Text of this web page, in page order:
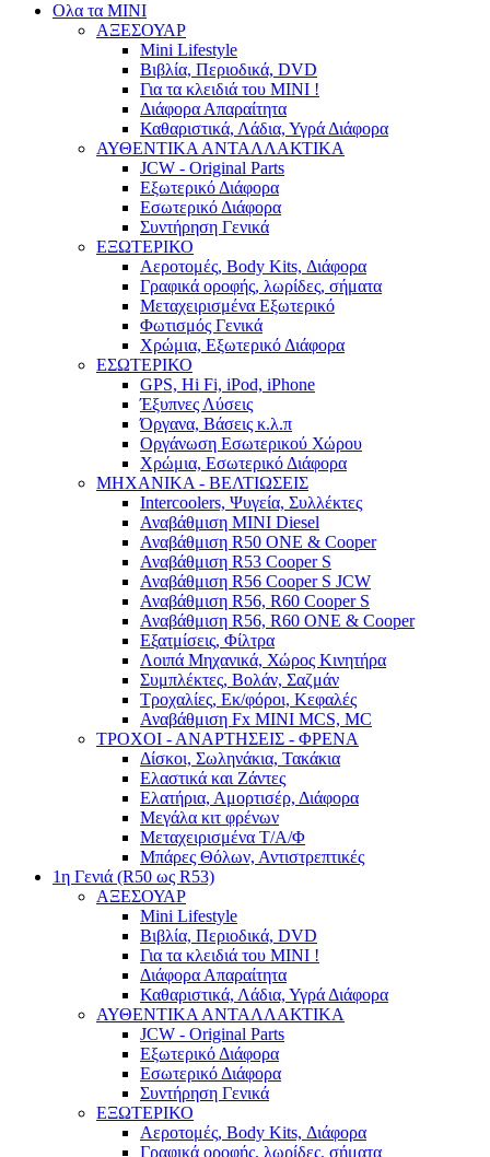
Ολα τα ΜΙΝΙ
ΑΞΕΣΟΥΑΡ
Mini Lifestyle
Βιβλία, Περιοδικά, DVD
Για τα κλειδιά του MINI !
Διάφορα Απαραίτητα
Καθαριστικά, Λάδια, Υγρά Διάφορα
ΑΥΘΕΝΤΙΚΑ ΑΝΤΑΛΛΑΚΤΙΚΑ
JCW - Original Parts
Εξωτερικό Διάφορα
Εσωτερικό Διάφορα
Συντήρηση Γενικά
ΕΞΩΤΕΡΙΚΟ
Αεροτομές, Body Kits, Διάφορα
Γραφικά οροφής, λωρίδες, σήματα
Μεταχειρισμένα Εξωτερικό
Φωτισμός Γενικά
Χρώμια, Εξωτερικό Διάφορα
ΕΣΩΤΕΡΙΚΟ
GPS, Hi Fi, iPod, iPhone
Έξυπνες Λύσεις
Όργανα, Βάσεις κ.λ.π
Οργάνωση Εσωτερικού Χώρου
Χρώμια, Εσωτερικό Διάφορα
ΜΗΧΑΝΙΚΑ - ΒΕΛΤΙΩΣΕΙΣ
Intercoolers, Ψυγεία, Συλλέκτες
Αναβάθμιση MINI Diesel
Αναβάθμιση R50 ONE & Cooper
Αναβάθμιση R53 Cooper S
Αναβάθμιση R56 Cooper S JCW
Αναβάθμιση R56, R60 Cooper S
Αναβάθμιση R56, R60 ONE & Cooper
Εξατμίσεις, Φίλτρα
Λοιπά Μηχανικά, Χώρος Κινητήρα
Συμπλέκτες, Βολάν, Σαζμάν
Τροχαλίες, Εκ/φόροι, Κεφαλές
Αναβάθμιση Fx MINI MCS, MC
ΤΡΟΧΟΙ - ΑΝΑΡΤΗΣΕΙΣ - ΦΡΕΝΑ
Δίσκοι, Σωληνάκια, Τακάκια
Ελαστικά και Ζάντες
Ελατήρια, Αμορτισέρ, Διάφορα
Μεγάλα κιτ φρένων
Μεταχειρισμένα Τ/Α/Φ
Μπάρες Θόλων, Αντιστρεπτικές
1η Γενιά (R50 ως R53)
ΑΞΕΣΟΥΑΡ
Mini Lifestyle
Βιβλία, Περιοδικά, DVD
Για τα κλειδιά του MINI !
Διάφορα Απαραίτητα
Καθαριστικά, Λάδια, Υγρά Διάφορα
ΑΥΘΕΝΤΙΚΑ ΑΝΤΑΛΛΑΚΤΙΚΑ
JCW - Original Parts
Εξωτερικό Διάφορα
Εσωτερικό Διάφορα
Συντήρηση Γενικά
ΕΞΩΤΕΡΙΚΟ
Αεροτομές, Body Kits, Διάφορα
Γραφικά οροφής, λωρίδες, σήματα